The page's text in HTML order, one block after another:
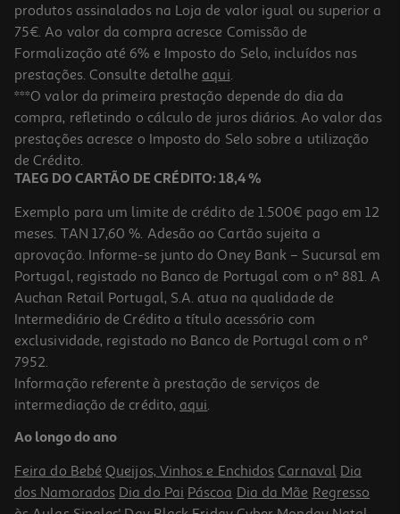
produtos assinalados na Loja de valor igual ou superior a
75€. Ao valor da compra acresce Comissão de
Formalização até 6% e Imposto do Selo, incluídos nas
prestações. Consulte detalhe aqui.
***O valor da primeira prestação depende do dia da
compra, refletindo o cálculo de juros diários. Ao valor das
prestações acresce o Imposto do Selo sobre a utilização
de Crédito.
TAEG DO CARTÃO DE CRÉDITO: 18,4 %
Exemplo para um limite de crédito de 1.500€ pago em 12
meses. TAN 17,60 %. Adesão ao Cartão sujeita a
aprovação. Informe-se junto do Oney Bank – Sucursal em
Portugal, registado no Banco de Portugal com o nº 881. A
Auchan Retail Portugal, S.A. atua na qualidade de
Intermediário de Crédito a título acessório com
exclusividade, registado no Banco de Portugal com o nº
7952.
Informação referente à prestação de serviços de
intermediação de crédito, aqui.
Ao longo do ano
Feira do Bebé Queijos, Vinhos e Enchidos Carnaval Dia
dos Namorados Dia do Pai Páscoa Dia da Mãe Regresso